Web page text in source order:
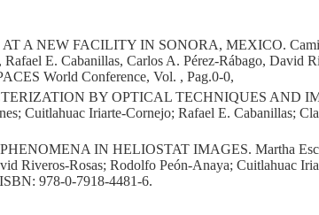
A NEW FACILITY IN SONORA, MEXICO.
E. Cabanillas, Carlos A. Pérez-Rábago, David
World Conference, Vol. , Pag.0-0,
BY OPTICAL TECHNIQUES AND
Cuitlahuac Iriarte-Cornejo; Rafael E. Cabanillas;
IN HELIOSTAT IMAGES. Martha
Riveros-Rosas; Rodolfo Peón-Anaya; Cuitlahuac
978-0-7918-4481-6.